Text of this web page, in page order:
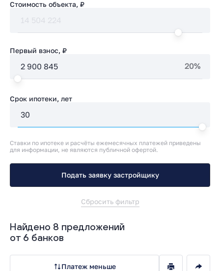
Стоимость объекта, ₽
Первый взнос, ₽
20%
Срок ипотеки, лет
Ставки по ипотеке и расчёты ежемесячных платежей приведены
для информации, не являются публичной офертой.
Подать заявку застройщику
Сбросить фильтр
Найдено 8 предложений
от 6 банков
Платеж меньше